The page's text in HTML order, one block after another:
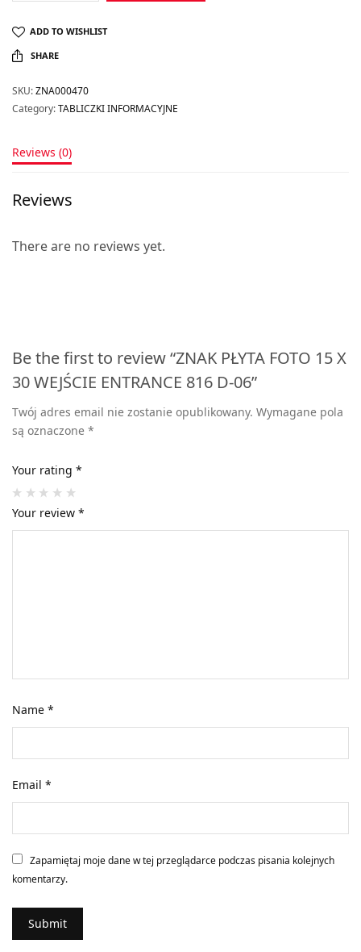
ADD TO WISHLIST
SHARE
SKU:ZNA000470
Category:TABLICZKI INFORMACYJNE
Reviews (0)
Reviews
There are no reviews yet.
Be the first to review “ZNAK PŁYTA FOTO 15 X
30 WEJŚCIE ENTRANCE 816 D-06”
Twój adres email nie zostanie opublikowany. Wymagane pola
są oznaczone*
Your rating *
Your review*
Name*
Email*
Zapamiętaj moje dane w tej przeglądarce podczas pisania kolejnych
komentarzy.